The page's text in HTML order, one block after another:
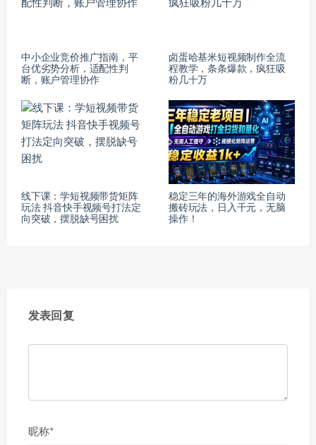
中小企业竞价推广指南，平
台优劣势分析，适配性判
断，账户管理协作
卤蛋哈基米短视频制作全流
程教学，条条爆款，疯狂吸
粉几十万
线下课：学短视频带货矩阵
玩法 抖音快手视频号打法定
向突破，摆脱缺号困扰
稳定三年的海外游戏全自动
搬砖玩法，日入千元，无脑
操作！
发表回复
昵称*